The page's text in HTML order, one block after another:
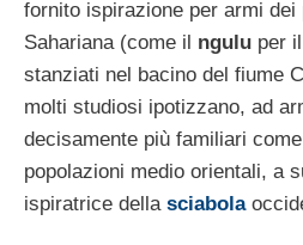
fornito ispirazione per armi dei
Sahariana (come il ngulu per
stanziati nel bacino del fiume
molti studiosi ipotizzano, ad
decisamente più familiari
popolazioni medio orientali, a
ispiratrice della sciabola